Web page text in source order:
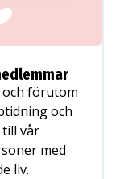
förutom
och
vår
med
liv.